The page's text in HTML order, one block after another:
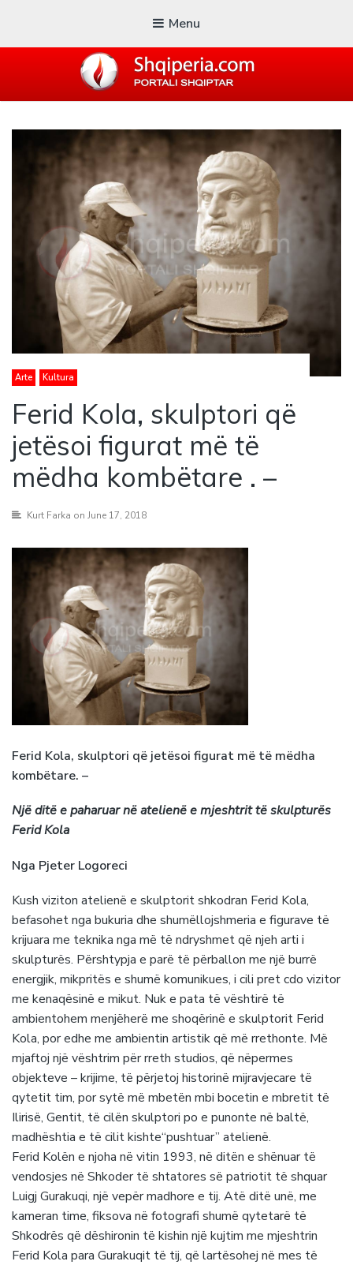
Menu
Blogu i ShqiperiaCom
Arte Kultura
Ferid Kola, skulptori që
jetësoi figurat më të
mëdha kombëtare . –
Kurt Farka on June 17, 2018
Ferid Kola, skulptori që jetësoi figurat më të mëdha
kombëtare. –
Një ditë e paharuar në atelienë e mjeshtrit të skulpturës
Ferid Kola
Nga Pjeter Logoreci
Kush viziton atelienë e skulptorit shkodran Ferid Kola,
befasohet nga bukuria dhe shumëllojshmeria e figurave të
krijuara me teknika nga më të ndryshmet që njeh arti i
skulpturës. Përshtypja e parë të përballon me një burrë
energjik, mikpritës e shumë komunikues, i cili pret cdo vizitor
me kenaqësinë e mikut. Nuk e pata të vështirë të
ambientohem menjëherë me shoqërinë e skulptorit Ferid
Kola, por edhe me ambientin artistik që më rrethonte. Më
mjaftoj një vështrim për rreth studios, që nëpermes
objekteve – krijime, të përjetoj historinë mijravjecare të
qytetit tim, por sytë më mbetën mbi bocetin e mbretit të
Ilirisë, Gentit, të cilën skulptori po e punonte në baltë,
madhështia e të cilit kishte“pushtuar” atelienë.
Ferid Kolën e njoha në vitin 1993, në ditën e shënuar të
vendosjes në Shkoder të shtatores së patriotit të shquar
Luigj Gurakuqi, një vepër madhore e tij. Atë ditë unë, me
kameran time, fiksova në fotografi shumë qytetarë të
Shkodrës që dëshironin të kishin një kujtim me mjeshtrin
Ferid Kola para Gurakuqit të tij, që lartësohej në mes të